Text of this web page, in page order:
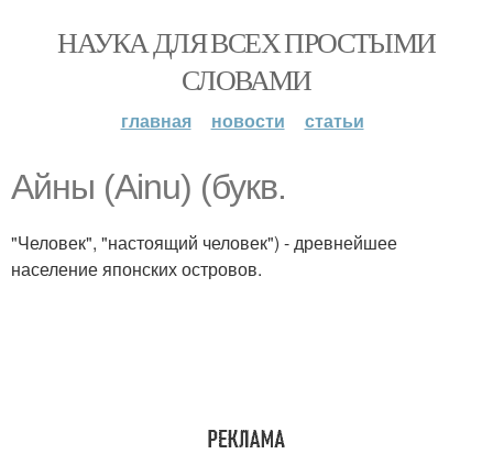
НАУКА ДЛЯ ВСЕХ ПРОСТЫМИ
СЛОВАМИ
главная новости статьи
Айны (Ainu) (букв.
"Человек", "настоящий человек") - древнейшее
население японских островов.